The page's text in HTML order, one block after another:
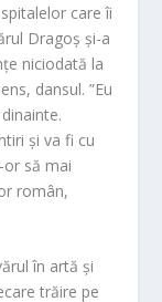
care îi
Dragoș și-a
niciodată la
dansul. ”Eu
și va fi cu
să mai
român,
în artă și
trăire pe